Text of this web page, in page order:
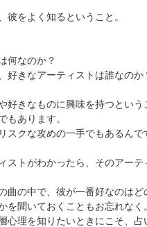
彼をよく知るということ。
何なのか？
好きなアーティストは誰なのか
好きなものに興味を持つとい
もあります。
スクな攻めの一手でもあるんで
ストがわかったら、そのアー
曲の中で、彼が一番好なのはど
を聞いておくこともお忘れなく
心理を知りたいときにこそ、占